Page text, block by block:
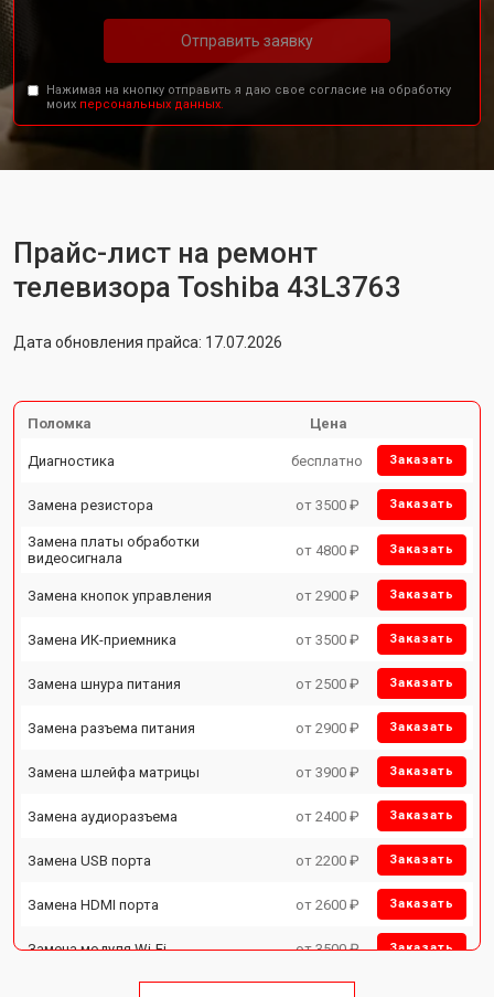
Отправить заявку
Нажимая на кнопку отправить я даю свое согласие на обработку
моих персональных данных.
Прайс-лист на ремонт
телевизора Toshiba 43L3763
Дата обновления прайса: 17.07.2026
Поломка Цена
Диагностика бесплатно Заказать
Замена резистора от 3500 ₽ Заказать
Замена платы обработки
видеосигнала
от 4800 ₽ Заказать
Замена кнопок управления от 2900 ₽ Заказать
Замена ИК-приемника от 3500 ₽ Заказать
Замена шнура питания от 2500 ₽ Заказать
Замена разъема питания от 2900 ₽ Заказать
Замена шлейфа матрицы от 3900 ₽ Заказать
Замена аудиоразъема от 2400 ₽ Заказать
Замена USB порта от 2200 ₽ Заказать
Замена HDMI порта от 2600 ₽ Заказать
Замена модуля Wi-Fi от 3500 ₽ Заказать